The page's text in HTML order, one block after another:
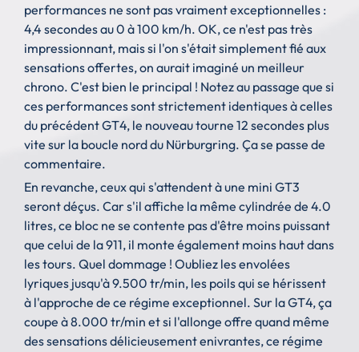
performances ne sont pas vraiment exceptionnelles :
4,4 secondes au 0 à 100 km/h. OK, ce n'est pas très
impressionnant, mais si l'on s'était simplement fié aux
sensations offertes, on aurait imaginé un meilleur
chrono. C'est bien le principal ! Notez au passage que si
ces performances sont strictement identiques à celles
du précédent GT4, le nouveau tourne 12 secondes plus
vite sur la boucle nord du Nürburgring. Ça se passe de
commentaire.
En revanche, ceux qui s'attendent à une mini GT3
seront déçus. Car s'il affiche la même cylindrée de 4.0
litres, ce bloc ne se contente pas d'être moins puissant
que celui de la 911, il monte également moins haut dans
les tours. Quel dommage ! Oubliez les envolées
lyriques jusqu'à 9.500 tr/min, les poils qui se hérissent
à l'approche de ce régime exceptionnel. Sur la GT4, ça
coupe à 8.000 tr/min et si l'allonge offre quand même
des sensations délicieusement enivrantes, ce régime